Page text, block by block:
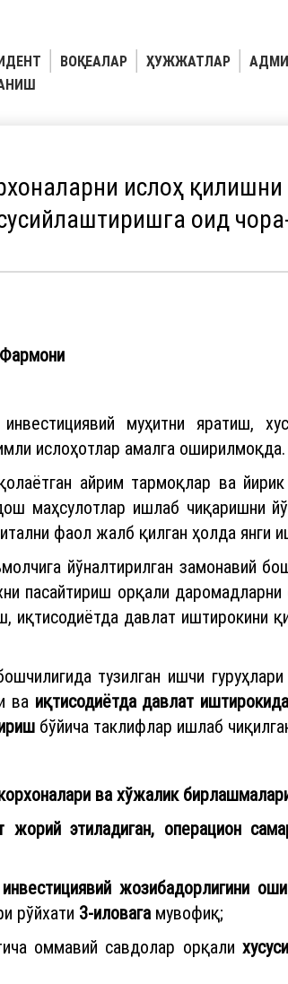
ВОҚЕАЛАР ҲУЖЖАТЛАР
ислоҳ
оид
муҳитни яратиш,
ислоҳотлар амалга оширилмоқда.
айрим тармоқлар ва
маҳсулотлар ишлаб чиқаришни
фаол жалб қилган ҳолда янги
йўналтирилган замонавий
пасайтириш орқали
иқтисодиётда давлат иштирокини
тузилган ишчи
ваиқтисодиётда давлат
бўйича таклифлар ишлаб
ва хўжалик
этиладиган, операцион
жозибадорлигини
рўйхати 3-иловагамувофиқ;
оммавий савдолар орқали